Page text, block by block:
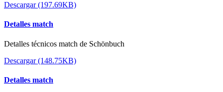
Descargar (197.69KB)
Detalles match
Detalles técnicos match de Schönbuch
Descargar (148.75KB)
Detalles match